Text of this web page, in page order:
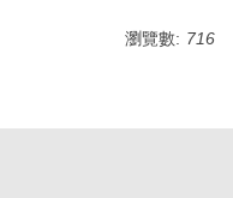
瀏覽數: 716